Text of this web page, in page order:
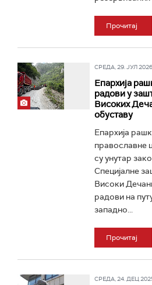
Прочитај
СРЕДА, 29. ЈУЛ
Епархија
радови у
Високих
обуставу
Епархија
православне
су унутар
Специјалне
Високи
радови на
западно...
Прочитај
СРЕДА, 24. ДЕЦ